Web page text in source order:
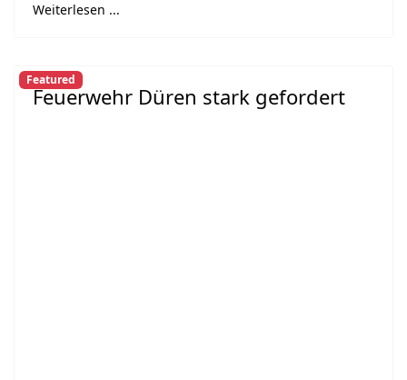
Weiterlesen ...
Featured
Feuerwehr Düren stark gefordert